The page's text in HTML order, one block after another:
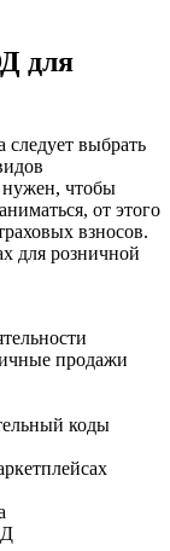
для
выбрать
чтобы
от этого
взносов.
для розничной
продажи
коды